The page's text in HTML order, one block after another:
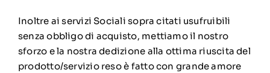
Inoltre ai servizi Sociali sopra citati usufruibili
senza obbligo di acquisto, mettiamo il nostro
sforzo e la nostra dedizione alla ottima riuscita del
prodotto/servizio reso è fatto con grande amore